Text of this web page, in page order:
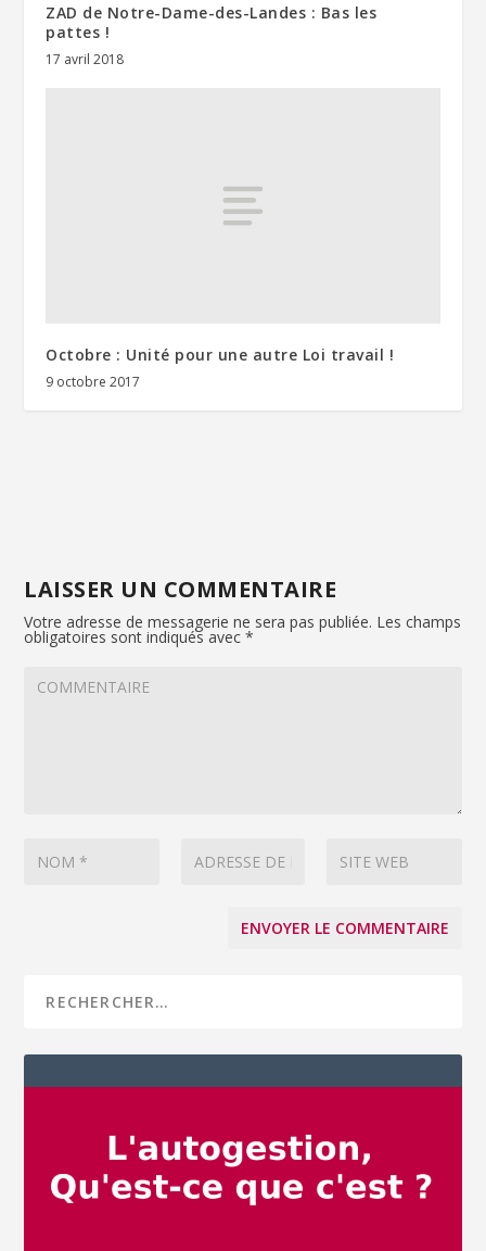
ZAD de Notre-Dame-des-Landes : Bas les
pattes !
17 avril 2018
Octobre : Unité pour une autre Loi travail !
9 octobre 2017
LAISSER UN COMMENTAIRE
Votre adresse de messagerie ne sera pas publiée. Les champs
obligatoires sont indiqués avec*